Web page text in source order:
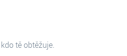
tě obtěžuje.